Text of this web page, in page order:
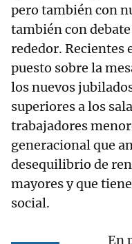
pero también con
también con
rededor. Recientes
puesto sobre la
los nuevos
superiores a los
trabajadores
generacional que
desequilibrio de
mayores y que
social.
En